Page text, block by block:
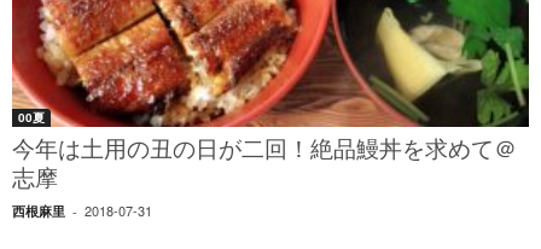
00夏
今年は土用の丑の日が二回！絶品鰻丼を求めて＠
志摩
西根麻里 - 2018-07-31